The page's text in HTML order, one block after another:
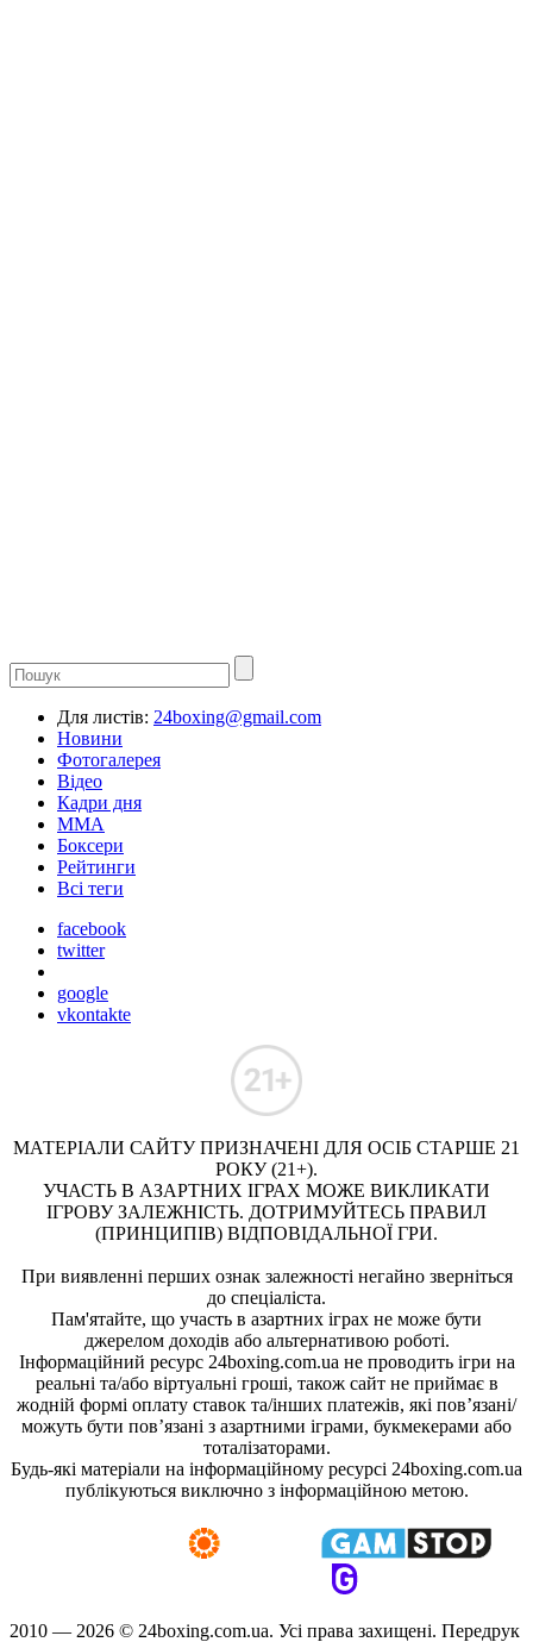
Для листів: 24boxing@gmail.com
Новини
Фотогалерея
Відео
Кадри дня
ММА
Боксери
Рейтинги
Всі теги
facebook
twitter
google
vkontakte
МАТЕРІАЛИ САЙТУ ПРИЗНАЧЕНІ ДЛЯ ОСІБ СТАРШЕ 21
РОКУ (21+).
УЧАСТЬ В АЗАРТНИХ ІГРАХ МОЖЕ ВИКЛИКАТИ
ІГРОВУ ЗАЛЕЖНІСТЬ. ДОТРИМУЙТЕСЬ ПРАВИЛ
(ПРИНЦИПІВ) ВІДПОВІДАЛЬНОЇ ГРИ.
При виявленні перших ознак залежності негайно зверніться
до спеціаліста.
Пам'ятайте, що участь в азартних іграх не може бути
джерелом доходів або альтернативою роботі.
Інформаційний ресурс 24boxing.com.ua не проводить ігри на
реальні та/або віртуальні гроші, також сайт не приймає в
жодній формі оплату ставок та/інших платежів, які пов’язані/
можуть бути пов’язані з азартними іграми, букмекерами або
тоталізаторами.
Будь-які матеріали на інформаційному ресурсі 24boxing.com.ua
публікуються виключно з інформаційною метою.
2010 — 2026 © 24boxing.com.ua. Усi права захищенi. Передрук